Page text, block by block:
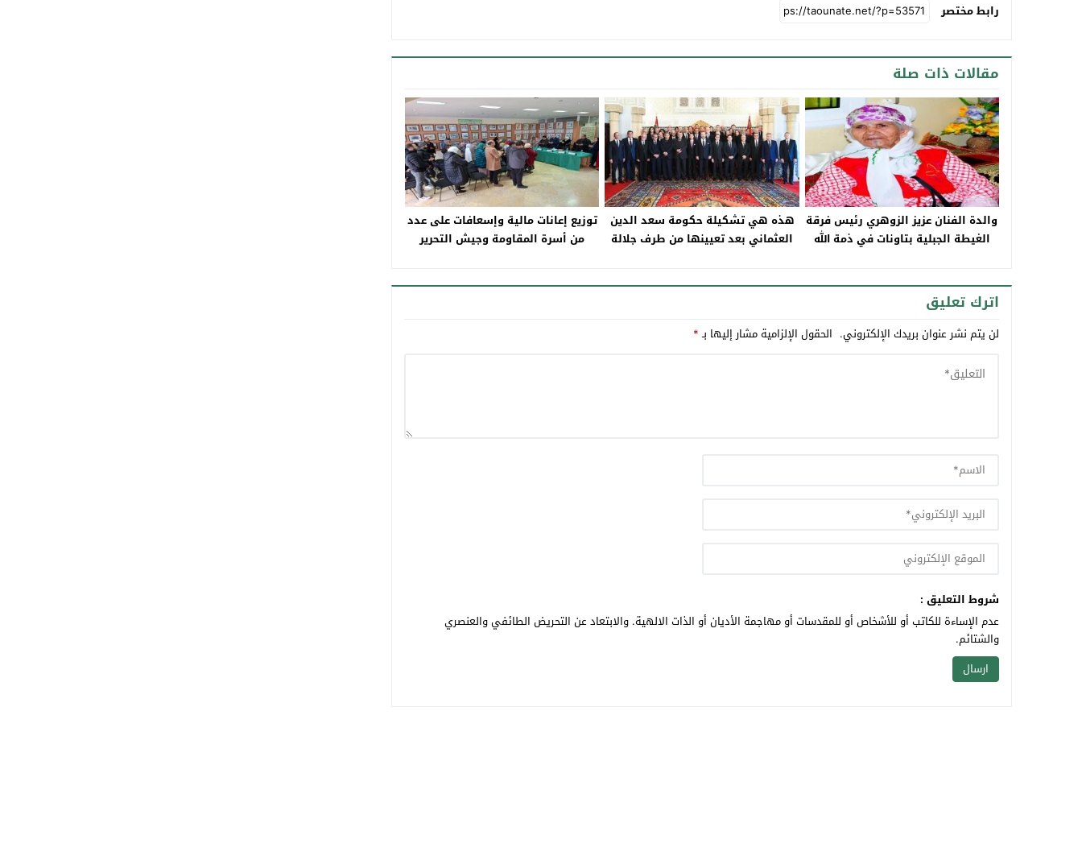
رابط مختصر
مقالات ذات صلة
والدة الفنان عزيز الزوهري رئيس فرقة
الغيطة الجبلية بتاونات في ذمة الله
هذه هي تشكيلة حكومة سعد الدين
العثماني بعد تعيينها من طرف جلالة
توزيع إعانات مالية وإسعافات على عدد
من أسرة المقاومة وجيش التحرير
اترك تعليق
لن يتم نشر عنوان بريدك الإلكتروني. الحقول الإلزامية مشار إليها بـ*
شروط التعليق :
عدم الإساءة للكاتب أو للأشخاص أو للمقدسات أو مهاجمة الأديان أو الذات الالهية. والابتعاد عن التحريض الطائفي والعنصري
والشتائم.